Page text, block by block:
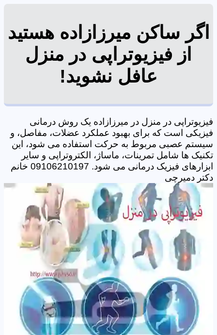
اگر ساکن میرزازاده هستید
از فیزیوتراپی در منزل
عافل نشوید!
فیزیوتراپی در منزل در میرزازاده یک روش درمانی
فیزیکی است که برای بهبود عملکرد عضلات، مفاصل، و
سیستم عصبی مربوط به حرکت استفاده می شود، این
تکنیک ها شامل تمرینات، ماساژ، الکتروتراپی و سایر
ابزارهای فیزیک درمانی می شود. 09106210197 خانم
دکتر دمیرچی